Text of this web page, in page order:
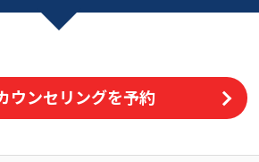
ウンセリングを予約